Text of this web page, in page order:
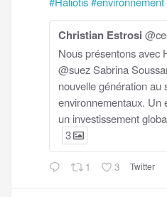
Christian Estrosi
Nous présentons avec
@suez Sabrina
nouvelle génération au
environnementaux. Un
un investissement
3
1 3 Twitter